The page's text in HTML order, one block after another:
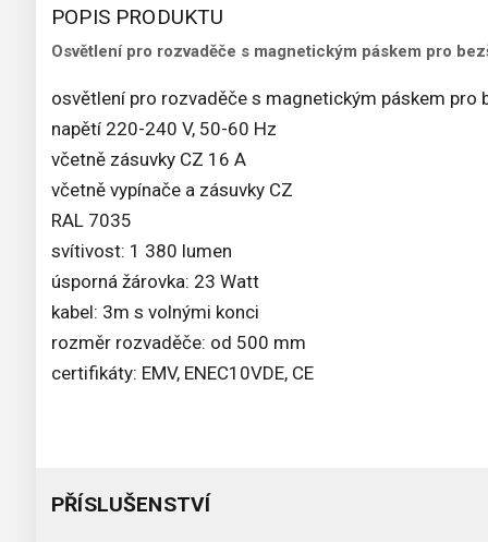
POPIS PRODUKTU
Osvětlení pro rozvaděče s magnetickým páskem pro
osvětlení pro rozvaděče s magnetickým páskem pro
napětí 220-240 V, 50-60 Hz
včetně zásuvky CZ 16 A
včetně vypínače a zásuvky CZ
RAL 7035
svítivost: 1 380 lumen
úsporná žárovka: 23 Watt
kabel: 3m s volnými konci
rozměr rozvaděče: od 500 mm
certifikáty: EMV, ENEC10VDE, CE
PŘÍSLUŠENSTVÍ